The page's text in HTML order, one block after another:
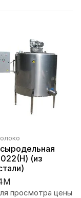
(из
просмотра цены